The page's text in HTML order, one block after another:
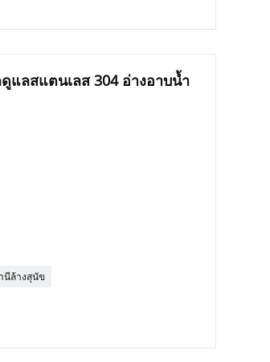
แลสแตนเลส 304 อ่างอาบน้ำ
นีล้างสุนัข